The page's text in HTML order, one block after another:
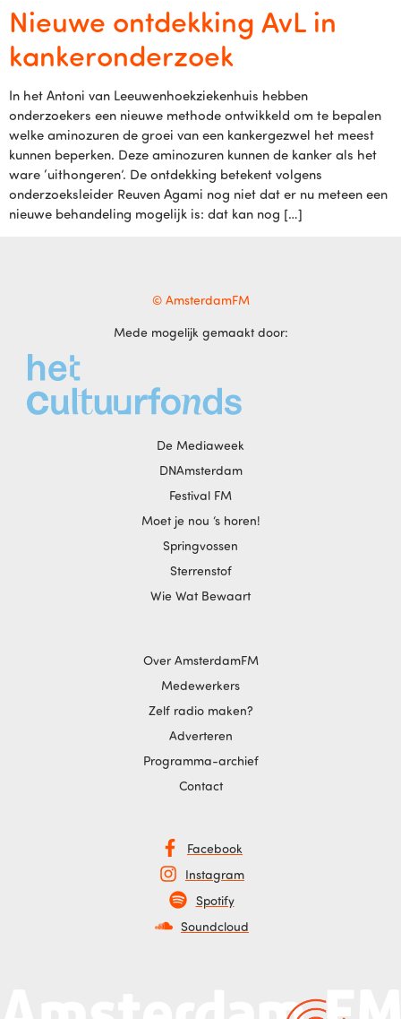
Nieuwe ontdekking AvL in
kankeronderzoek
In het Antoni van Leeuwenhoekziekenhuis hebben
onderzoekers een nieuwe methode ontwikkeld om te bepalen
welke aminozuren de groei van een kankergezwel het meest
kunnen beperken. Deze aminozuren kunnen de kanker als het
ware ‘uithongeren’. De ontdekking betekent volgens
onderzoeksleider Reuven Agami nog niet dat er nu meteen een
nieuwe behandeling mogelijk is: dat kan nog […]
© AmsterdamFM
Mede mogelijk gemaakt door:
De Mediaweek
DNAmsterdam
Festival FM
Moet je nou ‘s horen!
Springvossen
Sterrenstof
Wie Wat Bewaart
Over AmsterdamFM
Medewerkers
Zelf radio maken?
Adverteren
Programma-archief
Contact
Facebook
Instagram
Spotify
Soundcloud